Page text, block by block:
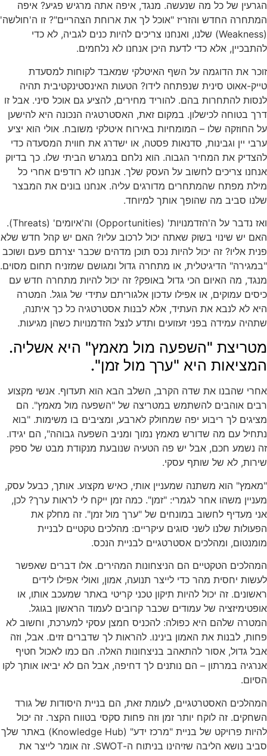
הגרעין של כל מה שנעשה. מנגד, איפה אתה מרגיש פגיע? איפה
המתחרה החדש והזריז "אוכל לך את ארוחת הצהריים"? זו ה'חולשה'
(Weakness) שלנו, ואנחנו צריכים להיות כנים לגביה, לא כדי
להתבכיין, אלא כדי לדעת היכן אנחנו לא נלחמים.
זוכר את הדוגמה על השף האיטלקי שמאבד לקוחות למסעדת
טייק-אאוט סינית שנפתחה לידו? הטעות האינסטינקטיבית תהיה
לנסות להתחרות בהם. להוריד מחירים, להציע גם אוכל סיני. אבל זו
דרך בטוחה לכישלון. במקום זאת, האסטרטגיה הנכונה היא להישען
על החוזקה שלו – המומחיות באירוח איטלקי משובח. אולי הוא יציע
ערבי יין וגבינות, סדנאות פסטה, או ישדרג את חווית המסעדה כדי
להצדיק את המחיר הגבוה. הוא נלחם במגרש הביתי שלו. כך בדיוק
אנחנו צריכים לחשוב על העסק שלך. אנחנו לא רודפים אחרי כל
מילת מפתח שהמתחרים מדורגים עליה. אנחנו בונים את המבצר
שלנו סביב מה שהופך אותך למיוחד.
ואז נדבר על ה'הזדמנויות' (Opportunities) וה'איומים' (Threats).
האם יש שינוי בשוק שאתה יכול לרכוב עליו? האם יש קהל חדש שלא
פנית אליו? זה יכול להיות נכס תוכן מדהים שכבר יצרתם פעם ושוכב
"במגירה" הדיגיטלית, או מתחרה גדול ומגושם שמזניח תחום מסוים.
מנגד, מה האיום הכי גדול באופק? זה יכול להיות מתחרה חדש עם
כיסים עמוקים, או אפילו עדכון אלגוריתם עתידי של גוגל. המטרה
היא לא לנבא את העתיד, אלא לבנות אסטרטגיה כל כך איתנה,
שתהיה עמידה בפני זעזועים ותדע לנצל הזדמנויות כשהן מגיעות.
מטריצת "השפעה מול מאמץ" היא אשליה.
המציאות היא "ערך מול זמן".
אחרי שהבנו את שדה הקרב, השלב הבא הוא תעדוף. אנשי מקצוע
רבים אוהבים להשתמש במטריצה של "השפעה מול מאמץ". הם
מציגים לך ריבוע יפה שמחולק לארבע, ומציבים בו משימות. "בוא
נתחיל עם מה שדורש מאמץ נמוך ומניב השפעה גבוהה", הם יגידו.
זה נשמע חכם, אבל יש פה הטעיה שנובעת מנקודת מבט של ספק
שירות, לא של שותף עסקי.
"מאמץ" הוא משתנה שמעניין אותי, כאיש מקצוע. אותך, כבעל עסק,
מעניין משהו אחר לגמרי: "זמן". כמה זמן ייקח לי לראות ערך? לכן,
אני מעדיף לחשוב במונחים של "ערך מול זמן". זה מחלק את
הפעולות שלנו לשני סוגים עיקריים: מהלכים טקטיים לבניית
מומנטום, ומהלכים אסטרטגיים לבניית הנכס.
המהלכים הטקטיים הם הניצחונות המהירים. אלו דברים שאפשר
לעשות יחסית מהר כדי לייצר תנועה, אמון, ואולי אפילו לידים
ראשונים. זה יכול להיות תיקון טכני קריטי באתר שמעכב אותו, או
אופטימיזציה של עמודים שכבר קרובים לעמוד הראשון בגוגל.
המטרה שלהם היא כפולה: להכניס חמצן עסקי למערכת, וחשוב לא
פחות, לבנות את האמון בינינו. להראות לך שדברים זזים. אבל, וזה
אבל גדול, אסור להתאהב בניצחונות האלה. הם כמו לאכול חטיף
אנרגיה במרתון – הם נותנים לך דחיפה, אבל הם לא יביאו אותך לקו
הסיום.
המהלכים האסטרטגיים, לעומת זאת, הם בניית היסודות של גורד
השחקים. זה לוקח יותר זמן וזה פחות סקסי בטווח הקצר. זה יכול
להיות פרויקט של בניית "מרכז ידע" (Knowledge Hub) באתר שלך
סביב נושא הליבה שזיהינו בניתוח ה-SWOT. זה אומר לייצר את